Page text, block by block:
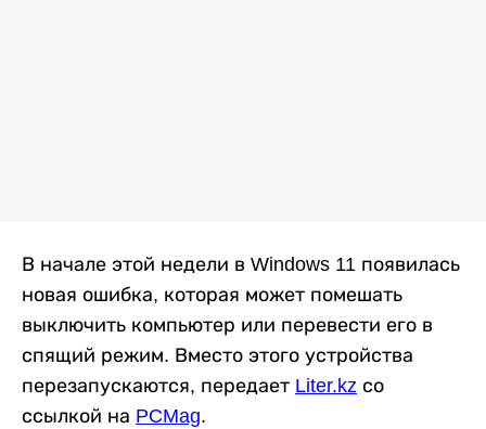
В начале этой недели в Windows 11 появилась
новая ошибка, которая может помешать
выключить компьютер или перевести его в
спящий режим. Вместо этого устройства
перезапускаются, передает Liter.kz со
ссылкой на PCMag.